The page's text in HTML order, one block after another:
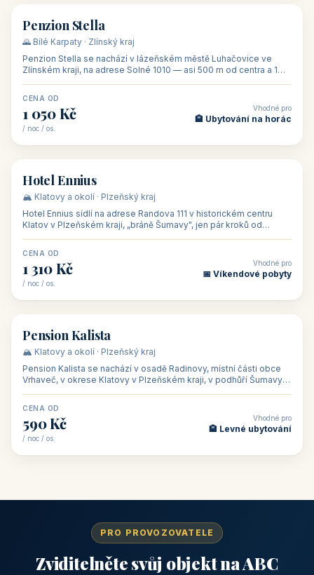
🏡 penzion
Penzion Stella
🌄 Bílé Karpaty · Zlínský kraj
Penzion Stella se nachází v lázeňském městě Luhačovice ve
Zlínském kraji, na adrese Solné 1010 — asi 500 m od centra a 1
CENA OD
1 050 Kč
/ noc / os.
Vhodné pro
🏨 Ubytování na horác
🏨 hotel
Hotel Ennius
🏔️ Klatovy a okolí · Plzeňský kraj
Hotel Ennius sídlí na adrese Randova 111 v historickém centru
Klatov v Plzeňském kraji, „bráně Šumavy", jen pár kroků od
CENA OD
1 310 Kč
/ noc / os.
Vhodné pro
📅 Víkendové pobyty
🏡 penzion
Pension Kalista
🏔️ Klatovy a okolí · Plzeňský kraj
Pension Kalista se nachází v osadě Radinovy, místní části obce
Vrhaveč, v okrese Klatovy v Plzeňském kraji, v podhůří Šumavy
CENA OD
590 Kč
/ noc / os.
Vhodné pro
🏨 Levné ubytování
PRO PROVOZOVATELE
Zviditelněte svůj objekt na ABC